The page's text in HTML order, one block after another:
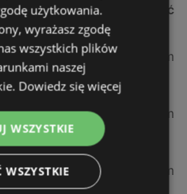
ODLEGŁOŚĆ
0,23 km
0,84 km
1,87 km
użytkowania.
wyrażasz zgodę
wszystkich plików
naszej
Dowiedz się więcej
WSZYSTKIE
WSZYSTKIE